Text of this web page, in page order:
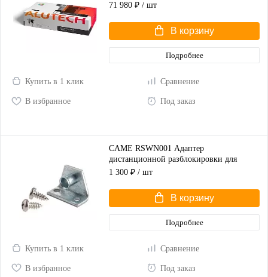
71 980 ₽ / шт
В корзину
Подробнее
Купить в 1 клик Сравнение
В избранное Под заказ
CAME RSWN001 Адаптер
дистанционной разблокировки для
распашных ворот
1 300 ₽ / шт
В корзину
Подробнее
Купить в 1 клик Сравнение
В избранное Под заказ